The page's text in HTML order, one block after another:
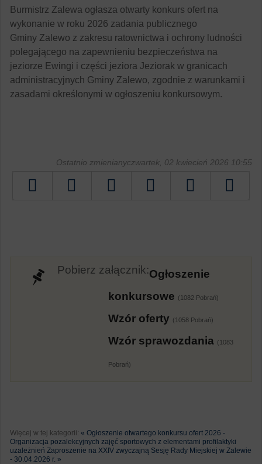
Burmistrz Zalewa ogłasza otwarty konkurs ofert na
wykonanie w roku 2026 zadania publicznego
Gminy Zalewo z zakresu ratownictwa i ochrony ludności
polegającego na zapewnieniu bezpieczeństwa na
jeziorze Ewingi i części jeziora Jeziorak w granicach
administracyjnych Gminy Zalewo, zgodnie z warunkami i
zasadami określonymi w ogłoszeniu konkursowym.
Ostatnio zmienianyczwartek, 02 kwiecień 2026 10:55
Pobierz załącznik:Ogłoszenie
konkursowe (1082 Pobrań)
Wzór oferty (1058 Pobrań)
Wzór sprawozdania (1083
Pobrań)
Więcej w tej kategorii: « Ogłoszenie otwartego konkursu ofert 2026 -
Organizacja pozalekcyjnych zajęć sportowych z elementami profilaktyki
uzależnień Zaproszenie na XXIV zwyczajną Sesję Rady Miejskiej w Zalewie
- 30.04.2026 r. »